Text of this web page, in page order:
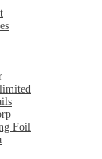
Foil